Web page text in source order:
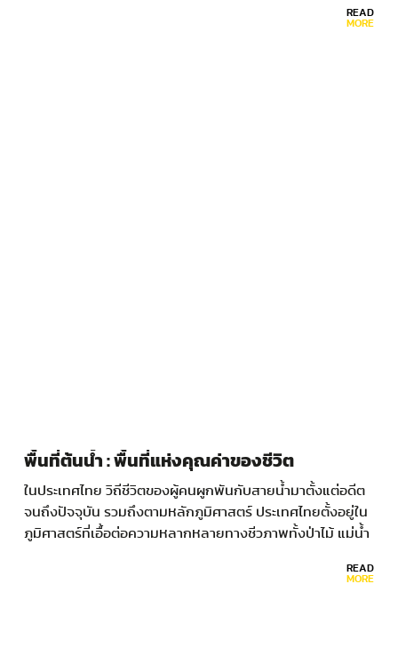
READ
MORE
พื้นที่ต้นน้ำ : พื้นที่แห่งคุณค่าของชีวิต
ในประเทศไทย วิถีชีวิตของผู้คนผูกพันกับสายน้ำมาตั้งแต่อดีต
จนถึงปัจจุบัน รวมถึงตามหลักภูมิศาสตร์ ประเทศไทยตั้งอยู่ใน
ภูมิศาสตร์ที่เอื้อต่อความหลากหลายทางชีวภาพทั้งป่าไม้ แม่น้ำ
READ
MORE